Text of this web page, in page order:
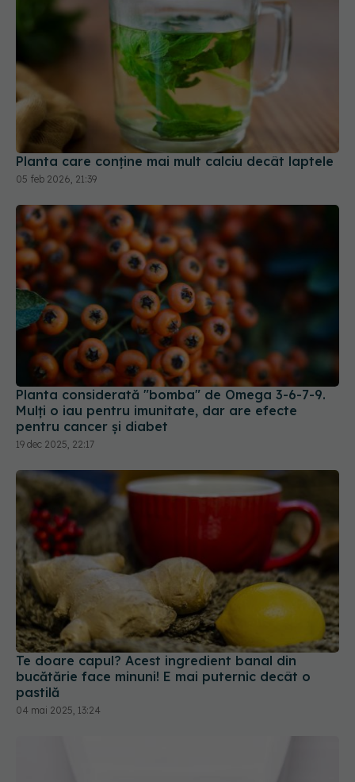
Planta care conține mai mult calciu decât laptele
05 feb 2026, 21:39
Planta considerată "bomba" de Omega 3-6-7-9.
Mulți o iau pentru imunitate, dar are efecte
pentru cancer și diabet
19 dec 2025, 22:17
Te doare capul? Acest ingredient banal din
bucătărie face minuni! E mai puternic decât o
pastilă
04 mai 2025, 13:24